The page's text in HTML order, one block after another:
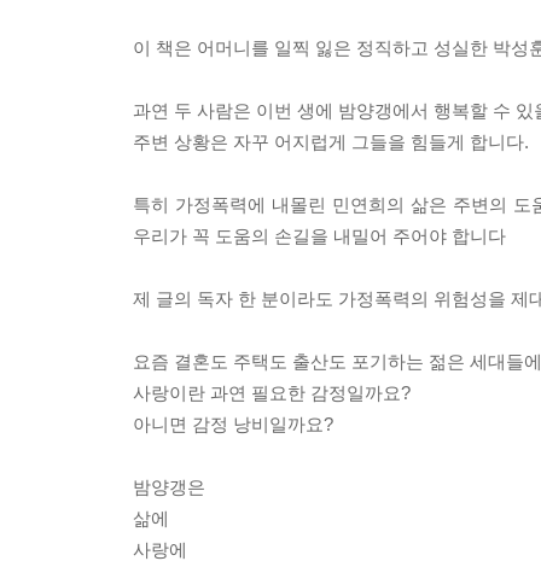
이 책은 어머니를 일찍 잃은 정직하고 성실한 박
과연 두 사람은 이번 생에 밤양갱에서 행복할 수 있
주변 상황은 자꾸 어지럽게 그들을 힘들게 합니다.
특히 가정폭력에 내몰린 민연희의 삶은 주변의
우리가 꼭 도움의 손길을 내밀어 주어야 합니다
제 글의 독자 한 분이라도 가정폭력의 위험성을
요즘 결혼도 주택도 출산도 포기하는 젊은 세대들
사랑이란 과연 필요한 감정일까요?
아니면 감정 낭비일까요?
밤양갱은
삶에
사랑에